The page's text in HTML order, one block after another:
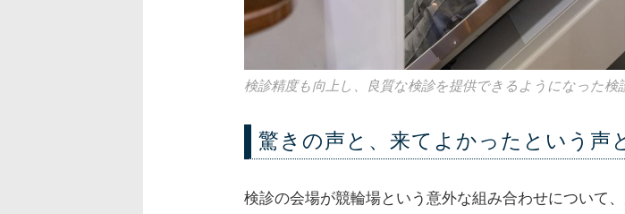
検診精度も向上し、良質な検診を提供できるようになった検
驚きの声と、来てよかったという声
検診の会場が競輪場という意外な組み合わせについて